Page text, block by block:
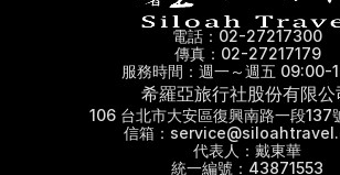
電話：02-27217300
傳真：02-27217179
服務時間：週一～週五 09:00-
希羅亞旅行社股份有限公
106 台北市大安區復興南路一段137
信箱：
代表人：戴東華
統一編號：43871553